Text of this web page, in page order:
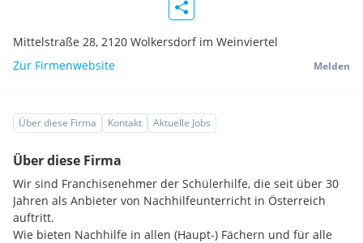
Mittelstraße 28, 2120 Wolkersdorf im Weinviertel
Zur Firmenwebsite
Melden
Über diese Firma Kontakt Aktuelle Jobs
Über diese Firma
Wir sind Franchisenehmer der Schülerhilfe, die seit über 30
Jahren als Anbieter von Nachhilfeunterricht in Österreich
auftritt.
Wie bieten Nachhilfe in allen (Haupt-) Fächern und für alle